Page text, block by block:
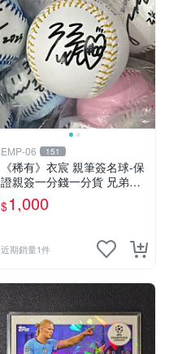
EMP-06 151
《稀有》衣宸 親筆簽名球-保
證親簽一分錢一分貨 兄弟象P
S女孩啦啦隊簽名球-本土最頂
啦啦隊 中信兄弟 中華職棒cp
$1,000
近期銷量1件